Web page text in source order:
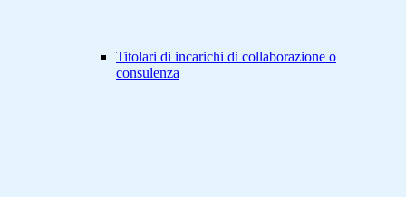
Titolari di incarichi di collaborazione o
consulenza